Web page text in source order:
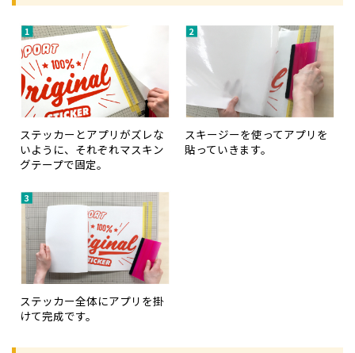
ステッカーとアプリがズレな
いように、それぞれマスキン
グテープで固定。
スキージーを使ってアプリを
貼っていきます。
ステッカー全体にアプリを掛
けて完成です。